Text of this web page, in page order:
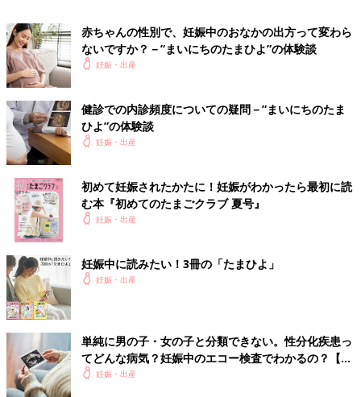
＜妊娠中期＞第30週のエコー写真
どんな顔かわかるようになってきました
エコーで顔立ちがはっきり見られるようになりました。チェック
しているときにしゃっくりをしていたのも見られました。恒例に
なっていたおしりチェックをしてもらうと、突然おしりの間に男
の子のしるしが！ 「今までの検診で何度も見ていたのに、どう
赤ちゃんの性別で、妊娠中のおなかの出方って変わら
ないですか？－”まいにちのたまひよ”の体験談
妊娠・出産
健診での内診頻度についての疑問－”まいにちのたま
ひよ”の体験談
妊娠・出産
初めて妊娠されたかたに！妊娠がわかったら最初に読
む本『初めてのたまごクラブ 夏号』
妊娠・出産
妊娠中に読みたい！3冊の「たまひよ」
妊娠・出産
単純に男の子・女の子と分類できない。性分化疾患っ
てどんな病気？妊娠中のエコー検査でわかるの？【専
門医】妊娠・出産